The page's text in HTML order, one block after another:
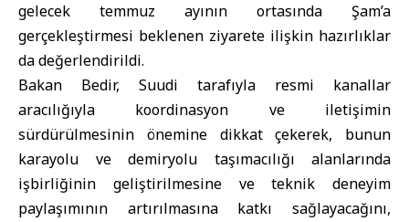
gelecek temmuz ayının ortasında Şam’a
gerçekleştirmesi beklenen ziyarete ilişkin hazırlıklar
da değerlendirildi.
Bakan Bedir, Suudi tarafıyla resmi kanallar
aracılığıyla koordinasyon ve iletişimin
sürdürülmesinin önemine dikkat çekerek, bunun
karayolu ve demiryolu taşımacılığı alanlarında
işbirliğinin geliştirilmesine ve teknik deneyim
paylaşımının artırılmasına katkı sağlayacağını,